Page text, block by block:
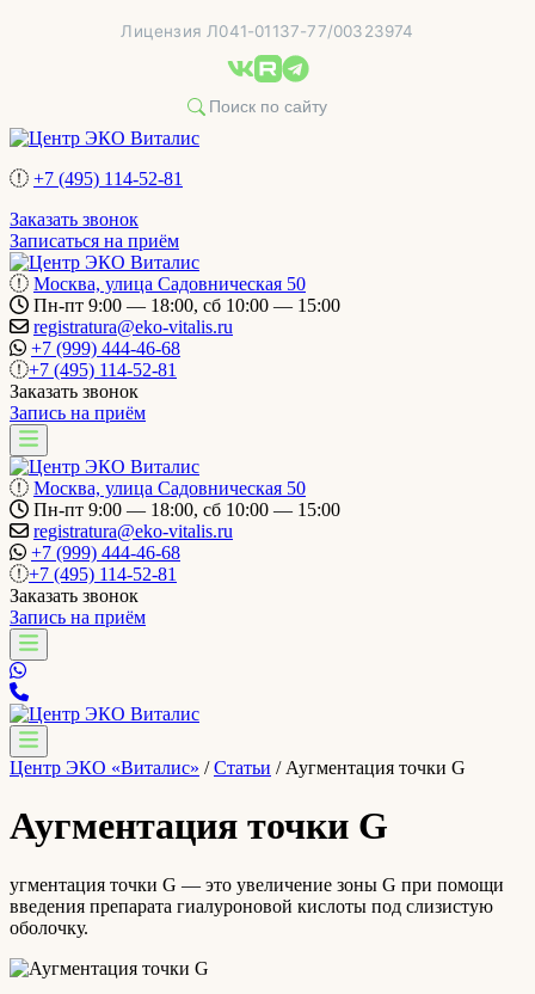
Лицензия Л041-01137-77/00323974
+7 (495) 114-52-81
Заказать звонок
Записаться на приём
Москва, улица Садовническая 50
Пн-пт 9:00 — 18:00, сб 10:00 — 15:00
registratura@eko-vitalis.ru
+7 (999) 444-46-68
+7 (495) 114-52-81
Заказать звонок
Запись на приём
Москва, улица Садовническая 50
Пн-пт 9:00 — 18:00, сб 10:00 — 15:00
registratura@eko-vitalis.ru
+7 (999) 444-46-68
+7 (495) 114-52-81
Заказать звонок
Запись на приём
Центр ЭКО «Виталис» /Статьи / Аугментация точки G
Аугментация точки G
угментация точки G — это увеличение зоны G при помощи
введения препарата гиалуроновой кислоты под слизистую
оболочку.